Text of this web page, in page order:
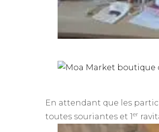
En attendant que les
toutes souriantes et 1er